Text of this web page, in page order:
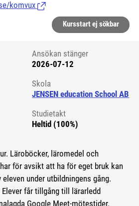
komvux (Länk till extern sida.)
Kursstart ej sökbar
Ansökan stänger
2026-07-12
Skola
JENSEN education School AB
Studietakt
Heltid (100%)
Läroböcker, läromedel och
för avsikt att ha för eget bruk kan
under utbildningens gång.
får tillgång till lärarledd
Google Meet-mötestider.